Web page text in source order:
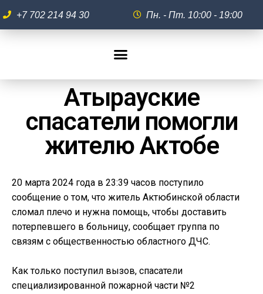
+7 702 214 94 30 Пн. - Пт. 10:00 - 19:00
Атырауские
спасатели помогли
жителю Актобе
20 марта 2024 года в 23:39 часов поступило
сообщение о том, что житель Актюбинской области
сломал плечо и нужна помощь, чтобы доставить
потерпевшего в больницу, сообщает группа по
связям с общественностью областного ДЧС.
Как только поступил вызов, спасатели
специализированной пожарной части №2